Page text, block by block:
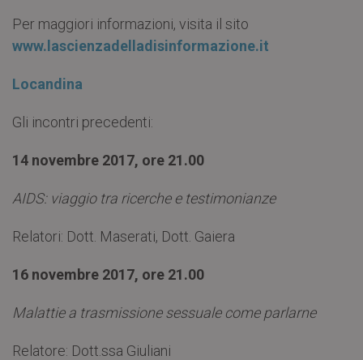
Per maggiori informazioni, visita il sito
www.lascienzadelladisinformazione.it
Locandina
Gli incontri precedenti:
14 novembre 2017, ore 21.00
AIDS: viaggio tra ricerche e testimonianze
Relatori: Dott. Maserati, Dott. Gaiera
16 novembre 2017, ore 21.00
Malattie a trasmissione sessuale come parlarne
Relatore: Dott.ssa Giuliani